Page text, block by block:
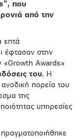
”, που
από την
επτά
έφτασαν στην
«Growth Awards»
του. Η
πορεία του
της
υπηρεσίες